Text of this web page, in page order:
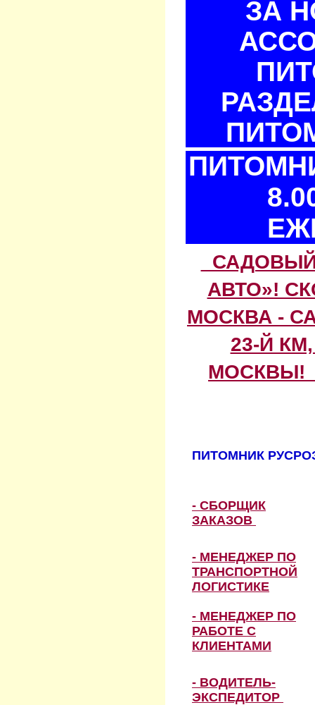
ЗА
АВТО»!
МОСКВА -
23-Й
МОСКВЫ!
ПИТОМНИК
- СБОРЩИК
ЗАКАЗОВ
- МЕНЕДЖЕР ПО
ТРАНСПОРТНОЙ
ЛОГИСТИКЕ
- МЕНЕДЖЕР ПО
РАБОТЕ С
КЛИЕНТАМИ
- ВОДИТЕЛЬ-
ЭКСПЕДИТОР